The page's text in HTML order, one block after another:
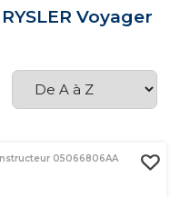
Voyager
05066806AA